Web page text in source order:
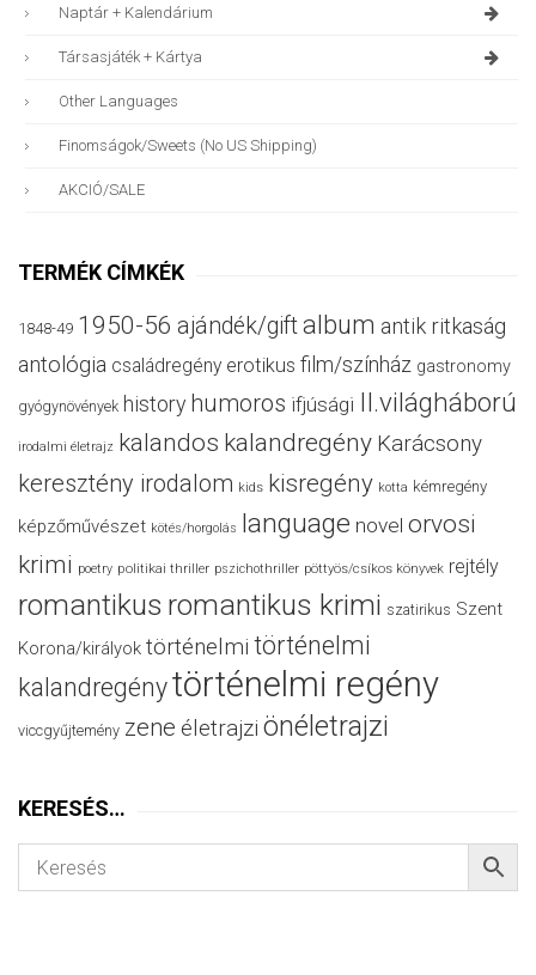
Naptár + Kalendárium
Társasjáték + Kártya
Other Languages
Finomságok/sweets (no US Shipping)
AKCIÓ/SALE
TERMÉK CÍMKÉK
1848-49 1950-56 ajándék/giftalbum antik ritkaság
antológia családregény erotikus film/színház gastronomy
gyógynövények history humoros ifjúsági II.világháború
irodalmi életrajz kalandos kalandregény Karácsony
keresztény irodalom kids kisregény kotta kémregény
képzőművészet kötés/horgolás language novel orvosi
krimi poetry politikai thriller pszichothriller pöttyös/csíkos könyvek rejtély
romantikus romantikus krimi szatirikus Szent
Korona/királyok történelmi történelmi
kalandregénytörténelmi regény
viccgyűjtemény zene életrajzi önéletrajzi
KERESÉS…